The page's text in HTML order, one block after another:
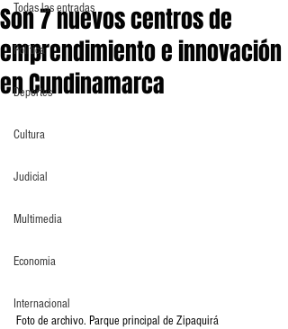
Todas las entradas
Política
Deportes
Cultura
Judicial
Multimedia
Economia
Internacional
Son 7 nuevos centros de
emprendimiento e innovación
en Cundinamarca
Foto de archivo. Parque principal de Zipaquirá